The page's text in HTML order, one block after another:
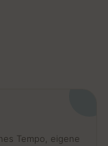
Tempo, eigene